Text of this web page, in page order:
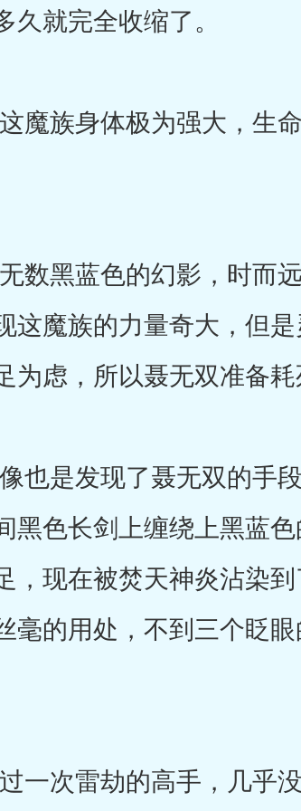
就完全收缩了。
族身体极为强大，生命
黑蓝色的幻影，时而
这魔族的力量奇大，但
虑，所以聂无双准备耗
是发现了聂无双的手
黑色长剑上缠绕上黑蓝
，现在被焚天神炎沾染
毫的用处，不到三个眨
次雷劫的高手，几乎